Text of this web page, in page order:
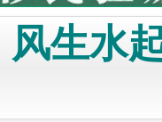
风生水